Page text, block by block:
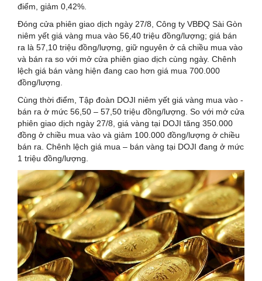
điểm, giảm 0,42%.
Đóng cửa phiên giao dịch ngày 27/8, Công ty VBĐQ Sài Gòn
niêm yết giá vàng mua vào 56,40 triệu đồng/lượng; giá bán
ra là 57,10 triệu đồng/lượng, giữ nguyên ở cả chiều mua vào
và bán ra so với mở cửa phiên giao dịch cùng ngày. Chênh
lệch giá bán vàng hiện đang cao hơn giá mua 700.000
đồng/lượng.
Cùng thời điểm, Tập đoàn DOJI niêm yết giá vàng mua vào -
bán ra ở mức 56,50 – 57,50 triệu đồng/lượng. So với mở cửa
phiên giao dịch ngày 27/8, giá vàng tại DOJI tăng 350.000
đồng ở chiều mua vào và giảm 100.000 đồng/lượng ở chiều
bán ra. Chênh lệch giá mua – bán vàng tại DOJI đang ở mức
1 triệu đồng/lượng.